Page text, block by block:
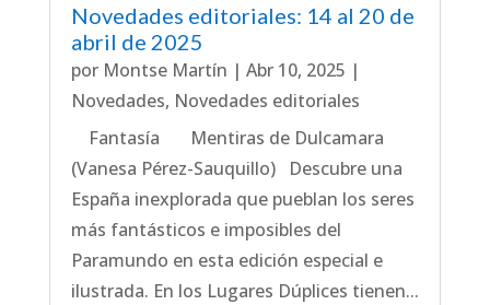
Novedades editoriales: 14 al 20 de
abril de 2025
por Montse Martín | Abr 10, 2025 |
Novedades, Novedades editoriales
Fantasía Mentiras de Dulcamara
(Vanesa Pérez-Sauquillo) Descubre una
España inexplorada que pueblan los seres
más fantásticos e imposibles del
Paramundo en esta edición especial e
ilustrada. En los Lugares Dúplices tienen...